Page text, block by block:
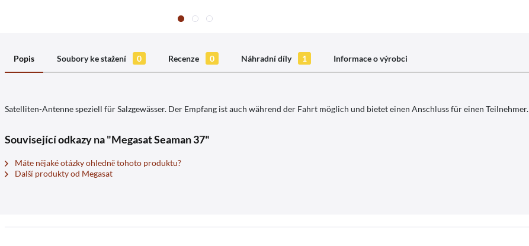
Popis Soubory ke stažení 0 Recenze 0 Náhradní díly 1 Informace o výrobci
Satelliten-Antenne speziell für Salzgewässer. Der Empfang ist auch während der Fahrt möglich und bietet einen Anschluss für einen Teilnehmer.
Související odkazy na "Megasat Seaman 37"
Máte nějaké otázky ohledně tohoto produktu?
Další produkty od Megasat